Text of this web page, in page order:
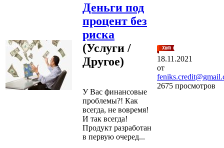
Деньги под
процент без
риска
(Услуги /
Другое)
У Вас финансовые
проблемы?! Как
всегда, не вовремя!
И так всегда!
Продукт разработан
в первую очеред...
18.11.2021
от
2675 просмотров